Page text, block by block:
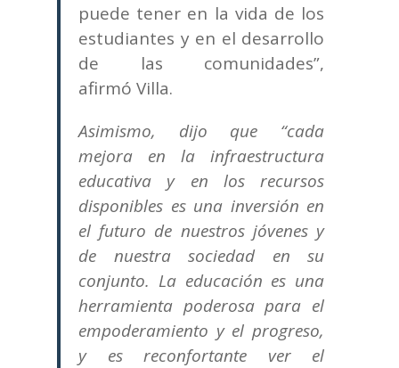
puede tener en la vida de los
estudiantes y en el desarrollo
de las comunidades”,
afirmó Villa.
Asimismo, dijo que “cada
mejora en la infraestructura
educativa y en los recursos
disponibles es una inversión en
el futuro de nuestros jóvenes y
de nuestra sociedad en su
conjunto. La educación es una
herramienta poderosa para el
empoderamiento y el progreso,
y es reconfortante ver el